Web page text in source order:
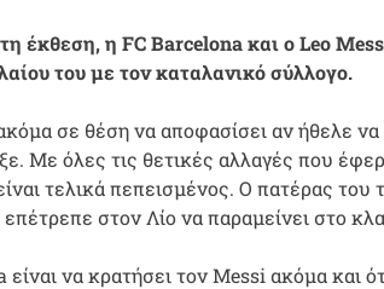
έκθεση, η FC Barcelona και ο Leo
του με τον καταλανικό σύλλογο.
σε θέση να αποφασίσει αν ήθελε
Με όλες τις θετικές αλλαγές που
τελικά πεπεισμένος. Ο πατέρας
στον Λίο να παραμείνει στο
να κρατήσει τον Messi ακόμα και